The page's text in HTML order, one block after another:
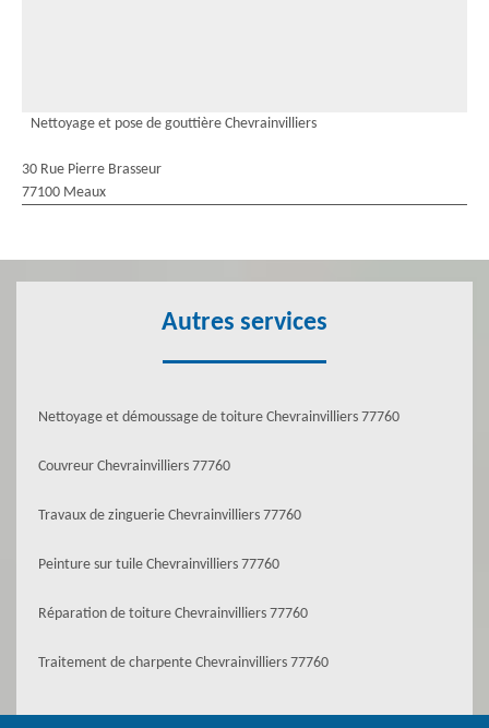
Nettoyage et pose de gouttière Chevrainvilliers
30 Rue Pierre Brasseur
77100 Meaux
Autres services
Nettoyage et démoussage de toiture Chevrainvilliers 77760
Couvreur Chevrainvilliers 77760
Travaux de zinguerie Chevrainvilliers 77760
Peinture sur tuile Chevrainvilliers 77760
Réparation de toiture Chevrainvilliers 77760
Traitement de charpente Chevrainvilliers 77760